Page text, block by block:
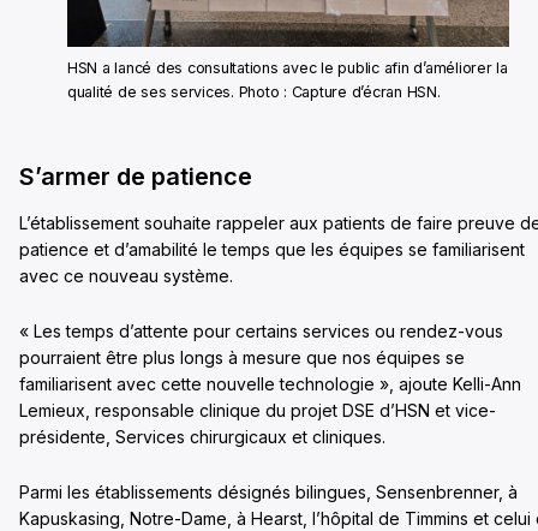
HSN a lancé des consultations avec le public afin d’améliorer la
qualité de ses services. Photo : Capture d’écran HSN.
S’armer de patience
L’établissement souhaite rappeler aux patients de faire preuve
patience et d’amabilité le temps que les équipes se familiarisent
avec ce nouveau système.
« Les temps d’attente pour certains services ou rendez-vous
pourraient être plus longs à mesure que nos équipes se
familiarisent avec cette nouvelle technologie », ajoute Kelli-Ann
Lemieux, responsable clinique du projet DSE d’HSN et vice-
présidente, Services chirurgicaux et cliniques.
Parmi les établissements désignés bilingues, Sensenbrenner, à
Kapuskasing, Notre-Dame, à Hearst, l’hôpital de Timmins et celui